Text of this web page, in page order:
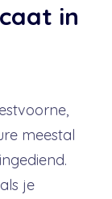
in
meestal
je